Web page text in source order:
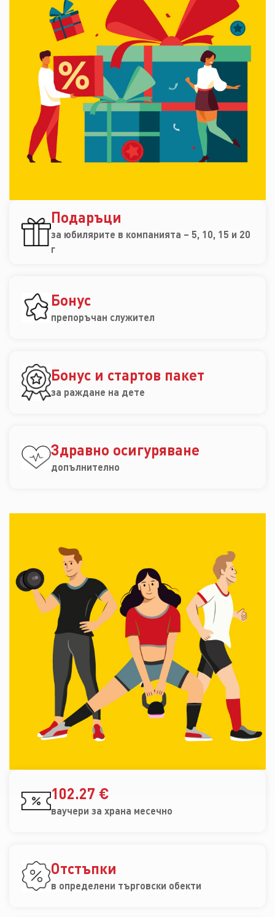
Подаръци
за юбилярите в компанията – 5, 10, 15 и 20
г
Бонус
препоръчан служител
Бонус и стартов пакет
за раждане на дете
Здравно осигуряване
допълнително
102.27 €
ваучери за храна месечно
Отстъпки
в определени търговски обекти